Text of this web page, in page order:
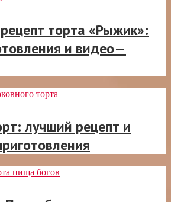
торта «Рыжик»:
и видео—
лучший рецепт и